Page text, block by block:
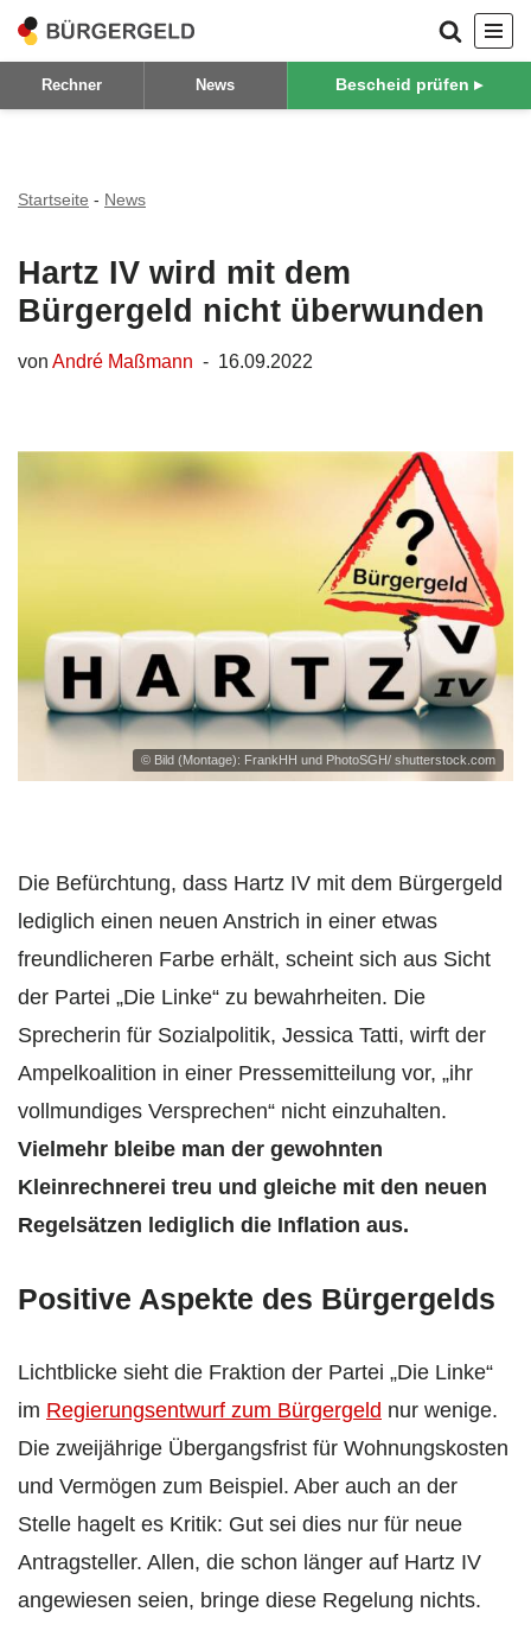
Zum
Inhalt
Rechner News Bescheid prüfen ▸
Startseite - News
Hartz IV wird mit dem
Bürgergeld nicht überwunden
von André Maßmann 16.09.2022
© Bild (Montage): FrankHH und PhotoSGH/ shutterstock.com
Die Befürchtung, dass Hartz IV mit dem Bürgergeld
lediglich einen neuen Anstrich in einer etwas
freundlicheren Farbe erhält, scheint sich aus Sicht
der Partei „Die Linke“ zu bewahrheiten. Die
Sprecherin für Sozialpolitik, Jessica Tatti, wirft der
Ampelkoalition in einer Pressemitteilung vor, „ihr
vollmundiges Versprechen“ nicht einzuhalten.
Vielmehr bleibe man der gewohnten
Kleinrechnerei treu und gleiche mit den neuen
Regelsätzen lediglich die Inflation aus.
Positive Aspekte des Bürgergelds
Lichtblicke sieht die Fraktion der Partei „Die Linke“
im Regierungsentwurf zum Bürgergeld nur wenige.
Die zweijährige Übergangsfrist für Wohnungskosten
und Vermögen zum Beispiel. Aber auch an der
Stelle hagelt es Kritik: Gut sei dies nur für neue
Antragsteller. Allen, die schon länger auf Hartz IV
angewiesen seien, bringe diese Regelung nichts.